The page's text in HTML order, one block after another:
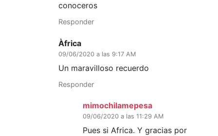
conoceros
Responder
Àfrica
09/06/2020 a las 9:17 AM
Un maravilloso recuerdo
Responder
mimochilamepesa
09/06/2020 a las 11:29 AM
Pues si Africa. Y gracias por